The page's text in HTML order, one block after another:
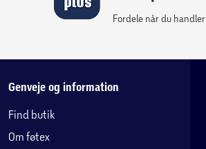
Fordele når du handler
Genveje og information
Find butik
Om føtex